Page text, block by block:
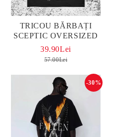
TRICOU BĂRBAȚI
SCEPTIC OVERSIZED
39.90Lei
57.00Lei
-30%